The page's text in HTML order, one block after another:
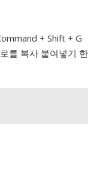
+ Shift + G
를 복사 붙여넣기 한